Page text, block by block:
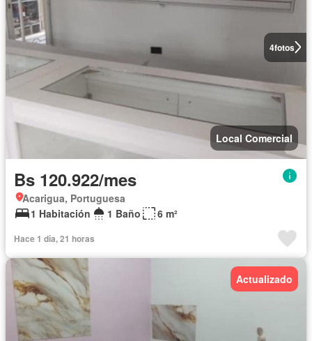
4fotos
Local Comercial
Bs 120.922/mes
Acarigua, Portuguesa
1 Habitación
1 Baño 6 m²
Hace 1 día, 21 horas
Actualizado